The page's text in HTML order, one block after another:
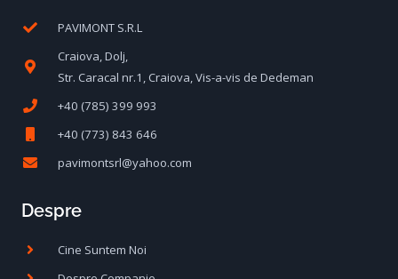
PAVIMONT S.R.L
Craiova, Dolj,
Str. Caracal nr.1, Craiova, Vis-a-vis de Dedeman
+40 (785) 399 993
+40 (773) 843 646
pavimontsrl@yahoo.com
Despre
Cine Suntem Noi